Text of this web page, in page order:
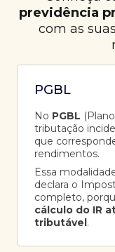
previdência
com as
PGBL
No PGBL
tributação
que
rendimentos.
Essa
declara o
completo,
cálculo do IR
tributável.